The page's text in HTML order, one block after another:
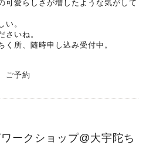
可愛らしさが増したような気がして
い。
さいね。
く所、随時申し込み受付中。
ご予約
ークショップ@大宇陀ち